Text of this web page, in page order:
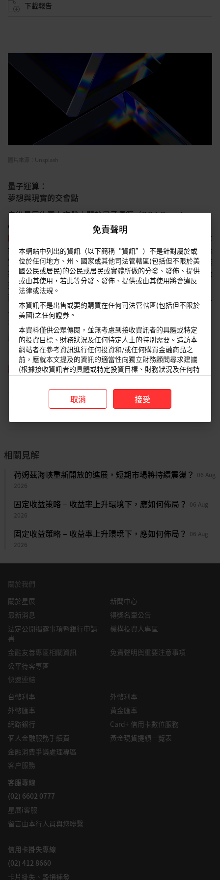
下載報告
圖片來源：Unsplash
閱讀更多
量子運算：
夢想與現實的交會點
自從星展集團上次發表關於量子運算（QC：Quantum
Computing）的觀點（
星展投資總監觀點
瞻性技術，但距離商業應用仍然遙遠
）以來，隨著私人資本
持續湧入、各國政府投入巨額資金，以及首批商業收入開始
實現，量子運算產業的關注度日益提升。其策略性影響也越
來越引人關注，包括挑戰現有加密標準、暴露銀行系統的脆
弱性，到在製藥和金融模型領域釋放巨大的經濟價值。然
而，這項技術要實現真正的經濟影響，仍有漫長、不確定且
充滿艱鉅技術障礙的道路。對於受炒作吸引的投資者來說，
最好是能以務實的態度來審視這份熱情。
政府和企業交易為量子運算注入了動力。今年5月，美國政
府根據晶片與科學法案向九家量子科技公司提供20億美元
的資金，換取少數股權，此舉展現其對量子技術戰略決心。
其中，IBM就將獲得10億美元，用於建立國內晶片製造合資
和Infleqtion等公司共享。同時，併購交易正在整合供應
鏈。 D-Wave在1月以5.5億美元收購Quantum Circuits，為
其提供了第二個平台；IonQ計劃以18億美元收購SkyWater
專業知識。
最新財報結果揭示了雙重現實 。2026年第一季純粹型領導
企業的財報，同時展現了進步與挑戰。IonQ 公布了創紀錄
系統出貨量成長，營收成長了兩倍。然而，D-Wave 的營收
卻因2025年第一季的大規模資產出售而呈現年減，儘管預
訂量激增至超過3,000萬美元。整個產業的剩餘履約義務正
在增加，這代表客戶實際投入金額。然而，巨額的營運虧損
年內仍將持續虧損，這提醒我們，該產業的投資遠高於其獲
利。
技術與營運上的障礙依然嚴峻
。儘管資金方面利多，但核心
挑戰依然存在。量子位元對雜訊仍然極度敏感；錯誤校正技
術需要將每個邏輯量子位元透過數千甚至數百萬個實體量子
位元來編碼），需該項技術仍處於萌芽階段。可擴展性不僅
需要更多量子位元，還包括可靠的互連、低溫基礎設施（將
操作環境降至絕對零度），以及控制電子元件；這是一個系
統層級的問題，同時挑戰工程與物理極限。
雪上加霜的是，目前尚無主導性且經過驗證的量子位元技
術。目前部署的主要方法有五種：超導電路、囚禁離子、光
子系統、中性原子和矽自旋量子位元。每種方法在速度、保
真度、可擴展性和製造可行性方面各有優劣，但目前尚未有
任何一種技術能取得決定性的領先，這導致投資、人才、標
準制定和商業化進程分散。
人才長期短缺、脆弱且專業化的供應鏈，以及維持必要環境
的高昂成本都增加了負擔。大多數專家認為，廣泛的商業優
勢，特別是在金融、製藥或原物料學領域，還需等待5到10
年或更長時間才能實現。混合式量子－經典方法或許能帶來
早期價值，到2030年代中期，其全部經濟效益可能高達數
兆美元，但只有在實現容錯能力之後才能真正實現。
能期待其持續的投資價值：
量子位元的波動性及其大規模控制
缺乏應用案例與商業價值
免責聲明
本資訊是由星展銀行集團公司（公司註冊號： 196800306E）
公司及聯屬公司（統稱“
正確性不作任何聲明或保證（含明示或暗示）。本資訊所含的意
見和預期內容可能隨時更改，恕不另行通知。本資訊的發佈和散
佈不構成也不意味著星展集團對資訊中出現的任何個人、實體、
服務或產品表示任何形式的認可。以往的任何業績、推斷、預測
或結果模擬並不必然代表任何投資或證券的未來或可能實現的業
績。外匯交易蘊含風險。您應該瞭解外匯匯率的波動可能會給您
帶來損失。必要或適當時，您應該徵求自己的獨立的財務、稅務
薦、邀請或招攬的一部分；在以下情況下，本資訊亦非邀請公眾
認購或達成任何交易，也不允許向公眾提出認購或達成任何交易
之要約，也不應被如此看待：例如在所在司法轄區或國家/地
區，此類要約、推薦、邀請或招攬係未經授權；向目標物件進行
邀請或招攬係違反法律法規；或在此類司法轄區或國家/地區星
務或產品不專門用於或專門針對任何特定司法轄區的公眾。
本資訊是星展銀行的財產，受適用的相關智慧財產權法保護。本
資訊不允許以任何方式（包括電子、印刷或者現在已知或以後開
發的其他媒介）進行複製、傳輸、出售、散佈、出版、廣播、傳
閱、修改、傳播或商業開發。
星展集團及其相關的董事、管理人員和/或員工可能對所提及證
券擁有部位或其他利益，也可能進行交易，且可能向其中所提及
的任何個人或實體提供或尋求提供經紀、投資銀行和其他銀行或
金融服務。
在法律允許的最大範圍內，星展集團不對因任何依賴和/或使用
本資訊（包括任何錯誤、遺漏或錯誤陳述、疏忽或其他問題）或
進一步溝通產生的任何種類的任何損失或損害（包括直接、特
殊、間接、後果性、附帶或利潤損失）承擔責任，即使星展集團
已被告知存在損失可能性也是如此。
若散佈或使用本資訊違反任何司法轄區或國家/地區的法律或法
佈或使用。本資訊由 (a) 星展銀行集團公司在新加坡；(b) 星展銀
行（中國）有限公司在中國大陸；(c) 星展銀行（香港）有限責
任公司在中國香港[DBS CY1] ；(d) 星展（台灣）商業銀行股份
相關見解
荷姆茲海峽重新開放的進展，短期市場將持續震盪？ 06 Aug
2026
固定收益策略 – 收益率上升環境下，應如何佈局？ 06 Aug
2026
固定收益策略 – 收益率上升環境下，應如何佈局？ 06 Aug
2026
關於我們
關於星展
新聞中心
最新消息
得獎名單公告
法定公開揭露事項暨銀行申請
書
機構投資人專區
金融友善專區相關資訊
免責聲明與重要注意事項
公平待客專區
快速連結
台幣利率
外幣利率
外幣匯率
黃金匯率
網路銀行
Card+ 信用卡數位服務
個人金融服務手續費
黃金現貨提領一覽表
金融消費爭議處理專區
客户服務
客服專線
(02) 6602 0777
星展i客服
留言由本行人員與您聯繫
信用卡掛失專線
(02) 412 8660
卡片掛失、毀損補發
免責聲明
本網站中列出的資訊（以下簡稱“資訊”）不是針對屬於或
位於任何地方、州、國家或其他司法管轄區(包括但不限於美
國公民或居民)的公民或居民或實體所做的分發、發佈、提供
或由其使用，若此等分發、發佈、提供或由其使用將會違反
法律或法規。
本資訊不是出售或要約購買在任何司法管轄區(包括但不限於
美國)之任何證券。
本資料僅供公眾傳閱，並無考慮到接收資訊者的具體或特定
的投資目標、財務狀況及任何特定人士的特別需要。造訪本
網站者在參考資訊進行任何投資和/或任何購買金融商品之
前，應就本文提及的資訊的適當性向獨立財務顧問尋求建議
(根據接收資訊者的具體或特定投資目標、財務狀況及任何特
定人士的特別需要)。
取消 接受